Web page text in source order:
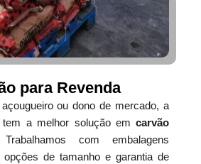
para Revenda
ou dono de mercado, a
tem a melhor solução emcarvão
com embalagens
opções de tamanho e garantia de